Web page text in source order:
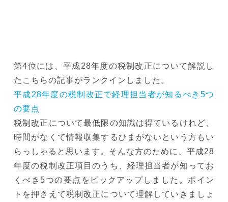
第4位には、平成28年度の税制改正について解説し
たこちらの記事がランクインしました。
平成28年度の税制改正で経理担当者が知るべき5つ
の要点
税制改正について最低限の知識は得ているけれど、
時間がなくて情報収集するひまがないという方もい
らっしゃると思います。そんな方のために、平成28
年度の税制改正項目のうち、経理担当者が知ってお
くべき5つの要点をピックアップしました。ポイン
トを押さえて税制改正について理解していきましょ